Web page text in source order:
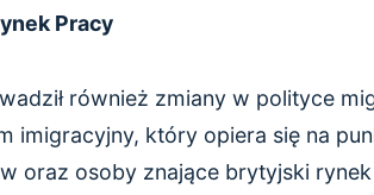
Pracy
również zmiany w polityce
imigracyjny, który opiera się na
oraz osoby znające brytyjski